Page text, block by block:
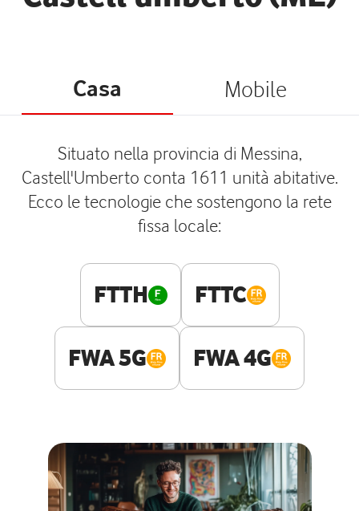
Casa Mobile
Situato nella provincia di Messina,
Castell'Umberto conta 1611 unità abitative.
Ecco le tecnologie che sostengono la rete
fissa locale:
FTTH FTTC
FWA 5G FWA 4G